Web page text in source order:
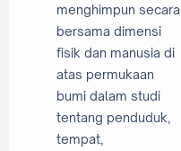
menghimpun secara
bersama dimensi
fisik dan manusia di
atas permukaan
bumi dalam studi
tentang penduduk,
tempat,